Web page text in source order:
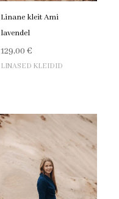
Linane kleit Ami
lavendel
129,00€
LINASED KLEIDID